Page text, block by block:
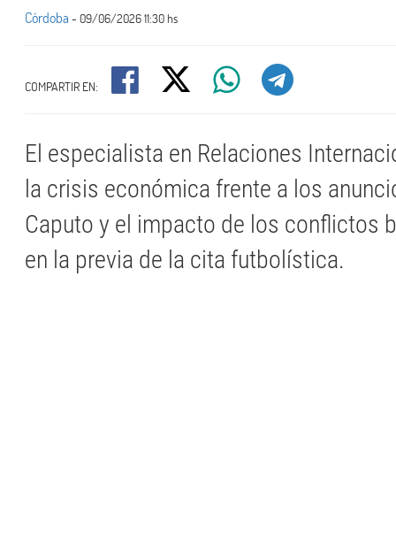
Córdoba - 09/06/2026 11:30 hs
COMPARTIR EN:
El especialista en Relaciones
la crisis económica frente a los
Caputo y el impacto de los conflictos
en la previa de la cita futbolística.